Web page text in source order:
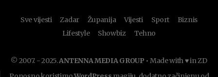
Sve vijesti Zadar Županija Vijesti Sport
Biznis
Lifestyle
Showbiz Tehno
© 2007. - 2025.ANTENNA MEDIA GROUP • Made with ♥ in ZD